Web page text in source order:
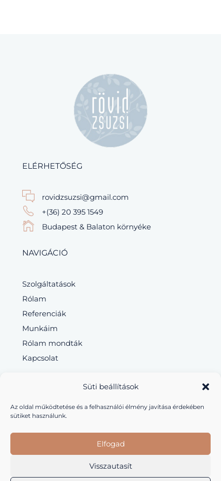
Süti beállítások
Az oldal működtetése és a felhasználói élmény javítása érdekében
sütiket használunk.
Elfogad
Visszautasít
ELÉRHETŐSÉG
rovidzsuzsi@gmail.com
+(36) 20 395 1549
Budapest & Balaton környéke
NAVIGÁCIÓ
Szolgáltatások
Rólam
Referenciák
Munkáim
Rólam mondták
Kapcsolat
FONTOS LINKEK
Általános Szerződési Feltételek
